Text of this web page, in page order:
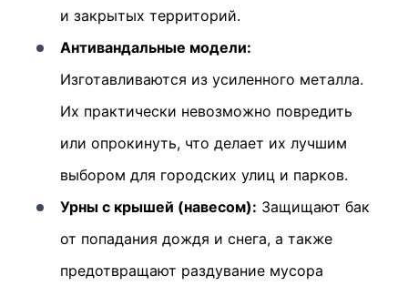
и закрытых территорий.
Антивандальные модели:
Изготавливаются из усиленного металла.
Их практически невозможно повредить
или опрокинуть, что делает их лучшим
выбором для городских улиц и парков.
Урны с крышей (навесом): Защищают бак
от попадания дождя и снега, а также
предотвращают раздувание мусора